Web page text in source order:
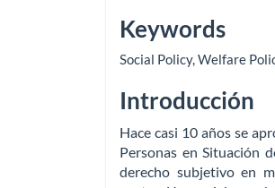
Keywords
Social Policy,Welfare
Introducción
Hace casi 10 años se
Personas en Situación
derecho subjetivo en